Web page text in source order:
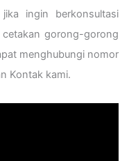
ingin berkonsultasi
gorong-gorong
menghubungi nomor
Kontak kami.